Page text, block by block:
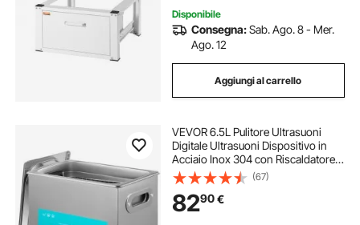
Disponibile
Consegna:Sab. Ago. 8 - Mer.
Ago. 12
Aggiungi al carrello
VEVOR 6.5L Pulitore Ultrasuoni
Digitale Ultrasuoni Dispositivo in
Acciaio Inox 304 con Riscaldatore
Timer Macchina di Pulizia Uso
Commerciale Domestico Personale
(67)
8290€